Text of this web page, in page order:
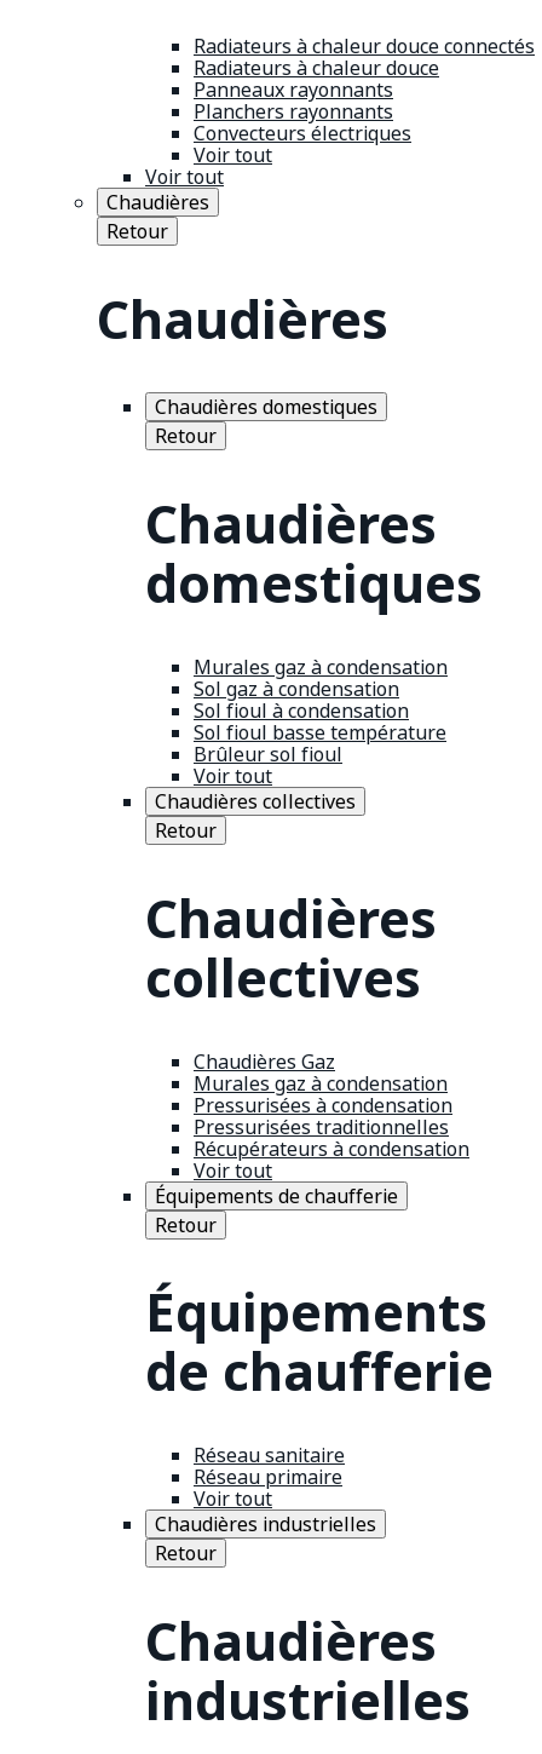
Radiateurs à chaleur douce connectés
Radiateurs à chaleur douce
Panneaux rayonnants
Planchers rayonnants
Convecteurs électriques
Voir tout
Voir tout
Chaudières
Retour
Chaudières
Chaudières domestiques
Retour
Chaudières
domestiques
Murales gaz à condensation
Sol gaz à condensation
Sol fioul à condensation
Sol fioul basse température
Brûleur sol fioul
Voir tout
Chaudières collectives
Retour
Chaudières
collectives
Chaudières Gaz
Murales gaz à condensation
Pressurisées à condensation
Pressurisées traditionnelles
Récupérateurs à condensation
Voir tout
Équipements de chaufferie
Retour
Équipements
de chaufferie
Réseau sanitaire
Réseau primaire
Voir tout
Chaudières industrielles
Retour
Chaudières
industrielles